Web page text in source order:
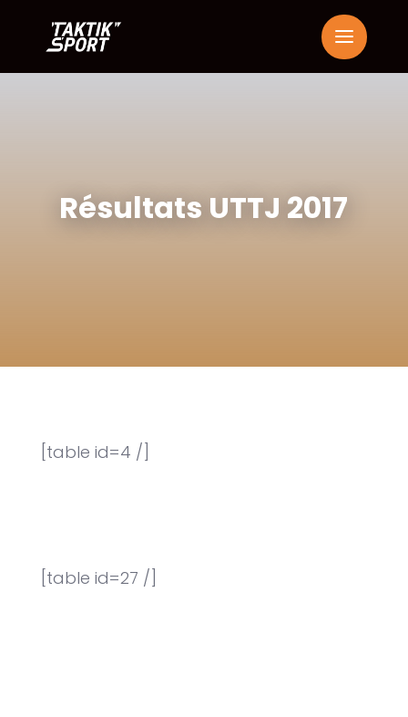
Résultats UTTJ 2017
[table id=4 /]
[table id=27 /]